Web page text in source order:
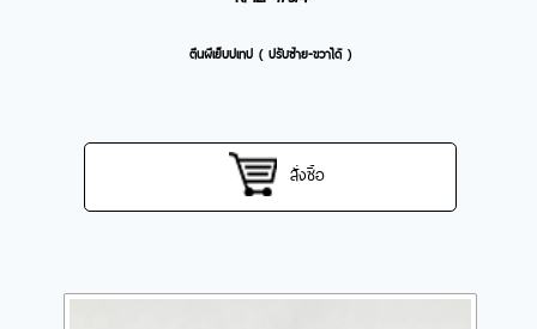
ตีนผีเย็บปเทป ( ปรับซ้าย-ขวาได้ )
สั่งซื้อ